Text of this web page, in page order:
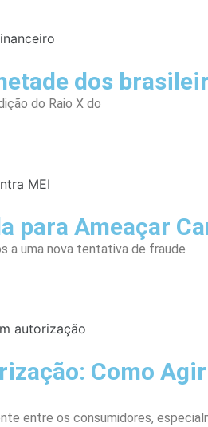
dos
do Raio X do
para Ameaçar
a uma nova tentativa de fraude
Como
entre os consumidores,